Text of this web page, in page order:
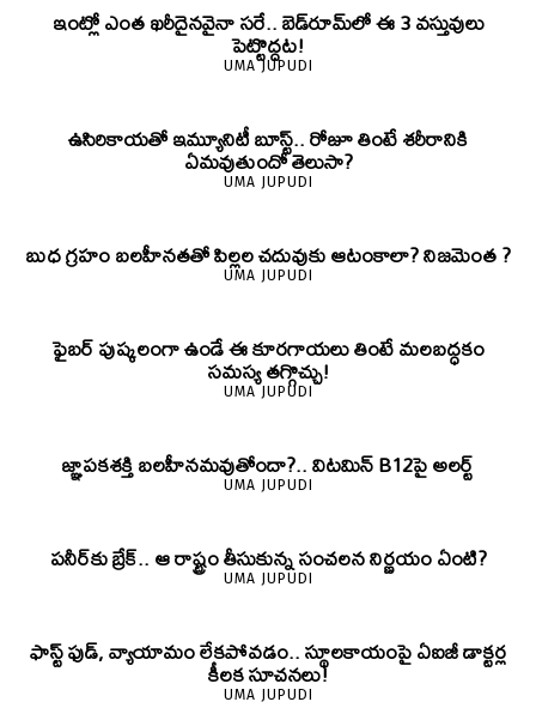
ఇంట్లో ఎంత ఖరీదైనవైనా సరే.. బెడ్‌రూమ్‌లో ఈ 3 వస్తువులు
పెట్టొద్దట!
UMA JUPUDI
ఉసిరికాయతో ఇమ్యూనిటీ బూస్ట్‌.. రోజూ తింటే శరీరానికి
ఏమవుతుందో తెలుసా?
UMA JUPUDI
బుధ గ్రహం బలహీనతతో పిల్లల చదువుకు ఆటంకాలా? నిజమెంత ?
UMA JUPUDI
ఫైబర్‌ పుష్కలంగా ఉండే ఈ కూరగాయలు తింటే మలబద్ధకం
సమస్య తగ్గొచ్చు!
UMA JUPUDI
జ్ఞాపకశక్తి బలహీనమవుతోందా?.. విటమిన్ B12పై అలర్ట్
UMA JUPUDI
పనీర్‌కు బ్రేక్.. ఆ రాష్ట్రం తీసుకున్న సంచలన నిర్ణయం ఏంటి?
UMA JUPUDI
ఫాస్ట్ ఫుడ్, వ్యాయామం లేకపోవడం.. స్థూలకాయంపై ఏఐజీ డాక్టర్ల
కీలక సూచనలు!
UMA JUPUDI